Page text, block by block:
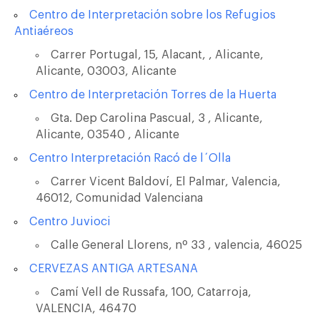
Centro de Interpretación sobre los Refugios
Antiaéreos
Carrer Portugal, 15, Alacant, , Alicante,
Alicante, 03003, Alicante
Centro de Interpretación Torres de la Huerta
Gta. Dep Carolina Pascual, 3 , Alicante,
Alicante, 03540 , Alicante
Centro Interpretación Racó de l´Olla
Carrer Vicent Baldoví, El Palmar, Valencia,
46012, Comunidad Valenciana
Centro Juvioci
Calle General Llorens, nº 33 , valencia, 46025
CERVEZAS ANTIGA ARTESANA
Camí Vell de Russafa, 100, Catarroja,
VALENCIA, 46470